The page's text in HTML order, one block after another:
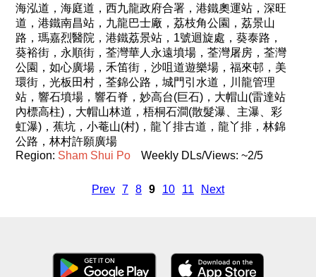
海泓道，海庭道，西九龍政府合署，港鐵奧運站，深旺
道，港鐵南昌站，九龍巴士廠，荔枝角公園，荔景山
路，瑪嘉烈醫院，港鐵荔景站，1號迴旋處，葵泰路，
葵裕街，永順街，荃灣華人永遠墳場，荃灣屠房，荃灣
公園，如心廣場，禾笛街，沙咀道遊樂場，福來邨，美
環街，光板田村，荃錦公路，城門引水道，川龍管理
站，響石墳場，響石脊，妙高台(巨石)，大帽山(雷達站
內標高柱)，大帽山林道，梧桐石澗(散髮瀑、主瀑、彩
虹瀑)，蕉坑，小菴山(村)，龍丫排古道，龍丫排，林錦
公路，林村許願廣場
Region: Sham Shui Po Weekly DLs/Views: ~2/5
Prev 7 8 9 10 11 Next